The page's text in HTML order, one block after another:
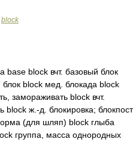
block
base block вчт. базовый блок
блок block мед. блокада block
замораживать block вчт.
block ж.-д. блокировка; блокпост
(для шляп) block глыба
группа, масса однородных